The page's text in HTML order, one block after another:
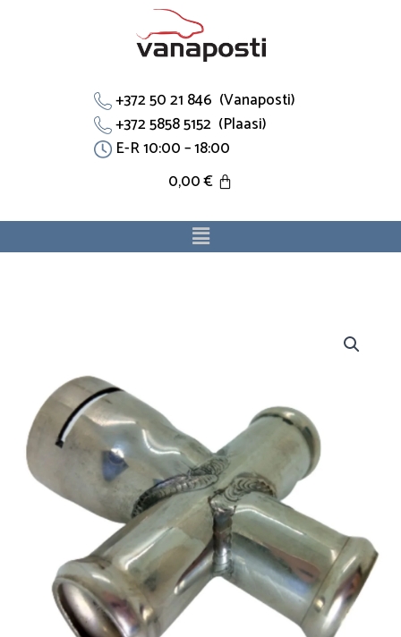
+372 50 21 846 (Vanaposti)
+372 5858 5152 (Plaasi)
E-R 10:00 – 18:00
0,00€
Menu
7D0121156J
sobib
Vw.
Roostevaba
teras
kogus